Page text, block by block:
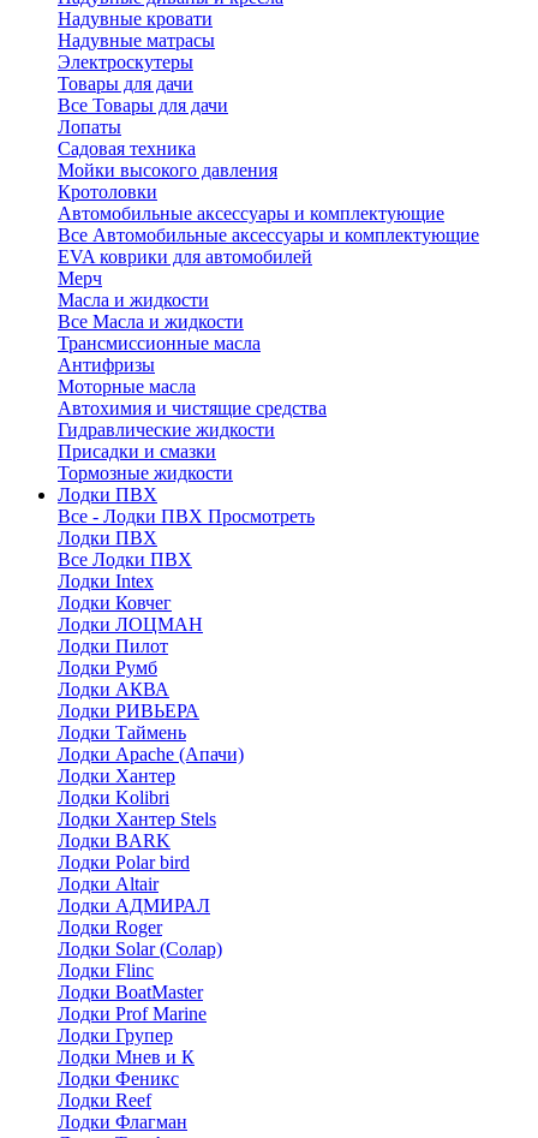
Надувные кровати
Надувные матрасы
Электроскутеры
Товары для дачи
Все Товары для дачи
Лопаты
Садовая техника
Мойки высокого давления
Кротоловки
Автомобильные аксессуары и комплектующие
Все Автомобильные аксессуары и комплектующие
EVA коврики для автомобилей
Мерч
Масла и жидкости
Все Масла и жидкости
Трансмиссионные масла
Антифризы
Моторные масла
Автохимия и чистящие средства
Гидравлические жидкости
Присадки и смазки
Тормозные жидкости
Лодки ПВХ
Все - Лодки ПВХ Просмотреть
Лодки ПВХ
Все Лодки ПВХ
Лодки Intex
Лодки Ковчег
Лодки ЛОЦМАН
Лодки Пилот
Лодки Румб
Лодки АКВА
Лодки РИВЬЕРА
Лодки Таймень
Лодки Apache (Апачи)
Лодки Хантер
Лодки Kolibri
Лодки Хантер Stels
Лодки BARK
Лодки Polar bird
Лодки Altair
Лодки АДМИРАЛ
Лодки Roger
Лодки Solar (Солар)
Лодки Flinc
Лодки BoatMaster
Лодки Prof Marine
Лодки Групер
Лодки Мнев и К
Лодки Феникс
Лодки Reef
Лодки Флагман